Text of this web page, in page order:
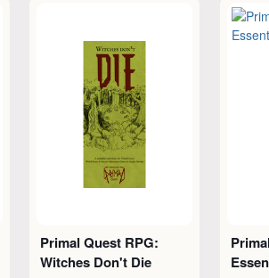
Primal Quest RPG:
Witches Don't Die